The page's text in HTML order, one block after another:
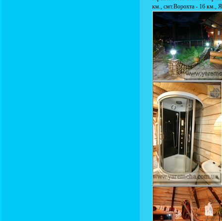
км., смт.Ворохта - 16 км.,